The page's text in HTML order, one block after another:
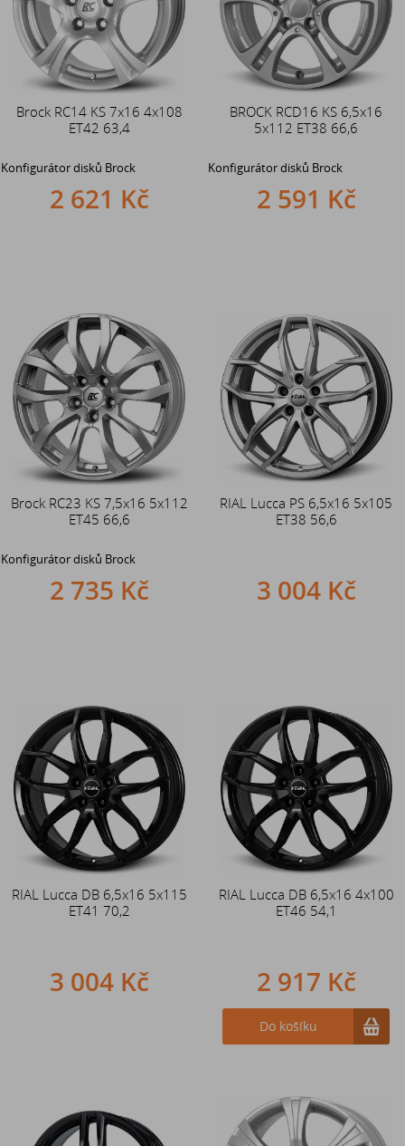
Brock RC14 KS 7x16 4x108
ET42 63,4
Konfigurátor disků Brock
2 621 Kč
BROCK RCD16 KS 6,5x16
5x112 ET38 66,6
Konfigurátor disků Brock
2 591 Kč
Brock RC23 KS 7,5x16 5x112
ET45 66,6
Konfigurátor disků Brock
2 735 Kč
RIAL Lucca PS 6,5x16 5x105
ET38 56,6
3 004 Kč
RIAL Lucca DB 6,5x16 5x115
ET41 70,2
3 004 Kč
RIAL Lucca DB 6,5x16 4x100
ET46 54,1
2 917 Kč
Do košíku